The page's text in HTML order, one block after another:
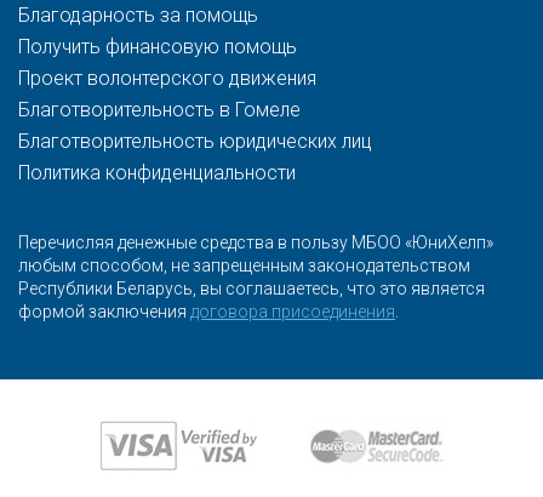
Благодарность за помощь
Получить финансовую помощь
Проект волонтерского движения
Благотворительность в Гомеле
Благотворительность юридических лиц
Политика конфиденциальности
Перечисляя денежные средства в пользу МБОО «ЮниХелп»
любым способом, не запрещенным законодательством
Республики Беларусь, вы соглашаетесь, что это является
формой заключения договора присоединения.